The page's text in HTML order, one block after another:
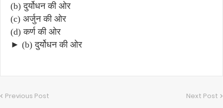
(b) दुर्योधन की ओर
(c) अर्जुन की ओर
(d) कर्ण की ओर
► (b) दुर्योधन की ओर
Previous Post Next Post